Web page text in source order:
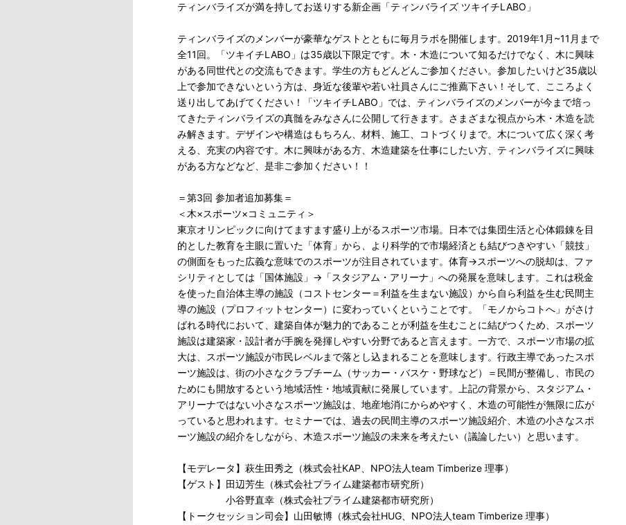
ティンバライズが満を持してお送りする新企画「ティンバライズ ツキイチLABO」
ティンバライズのメンバーが豪華なゲストとともに毎月ラボを開催します。2019年1月~11月まで
全11回。「ツキイチLABO」は35歳以下限定です。木・木造について知るだけでなく、木に興味
がある同世代との交流もできます。学生の方もどんどんご参加ください。参加したいけど35歳以
上で参加できないという方は、身近な後輩や若い社員さんにご推薦下さい！そして、こころよく
送り出してあげてください！「ツキイチLABO」では、ティンバライズのメンバーが今まで培っ
てきたティンバライズの真髄をみなさんに公開して行きます。さまざまな視点から木・木造を読
み解きます。デザインや構造はもちろん、材料、施工、コトづくりまで。木について広く深く考
える、充実の内容です。木に興味がある方、木造建築を仕事にしたい方、ティンバライズに興味
がある方などなど、是非ご参加ください！！
＝第3回 参加者追加募集＝
＜木×スポーツ×コミュニティ＞
東京オリンピックに向けてますます盛り上がるスポーツ市場。日本では集団生活と心体鍛錬を目
的とした教育を主眼に置いた「体育」から、より科学的で市場経済とも結びつきやすい「競技」
の側面をもった広義な意味でのスポーツが注目されています。体育→スポーツへの脱却は、ファ
シリティとしては「国体施設」→「スタジアム・アリーナ」への発展を意味します。これは税金
を使った自治体主導の施設（コストセンター＝利益を生まない施設）から自ら利益を生む民間主
導の施設（プロフィットセンター）に変わっていくということです。「モノからコトへ」がさけ
ばれる時代において、建築自体が魅力的であることが利益を生むことに結びつくため、スポーツ
施設は建築家・設計者が手腕を発揮しやすい分野であると言えます。一方で、スポーツ市場の拡
大は、スポーツ施設が市民レベルまで落とし込まれることを意味します。行政主導であったスポ
ーツ施設は、街の小さなクラブチーム（サッカー・バスケ・野球など）＝民間が整備し、市民の
ためにも開放するという地域活性・地域貢献に発展しています。上記の背景から、スタジアム・
アリーナではない小さなスポーツ施設は、地産地消にからめやすく、木造の可能性が無限に広が
っていると思われます。セミナーでは、過去の民間主導のスポーツ施設紹介、木造の小さなスポ
ーツ施設の紹介をしながら、木造スポーツ施設の未来を考えたい（議論したい）と思います。
【モデレータ】萩生田秀之（株式会社KAP、NPO法人team Timberize 理事）
【ゲスト】田辺芳生（株式会社プライム建築都市研究所）
小谷野直幸（株式会社プライム建築都市研究所）
【トークセッション司会】山田敏博（株式会社HUG、NPO法人team Timberize 理事）